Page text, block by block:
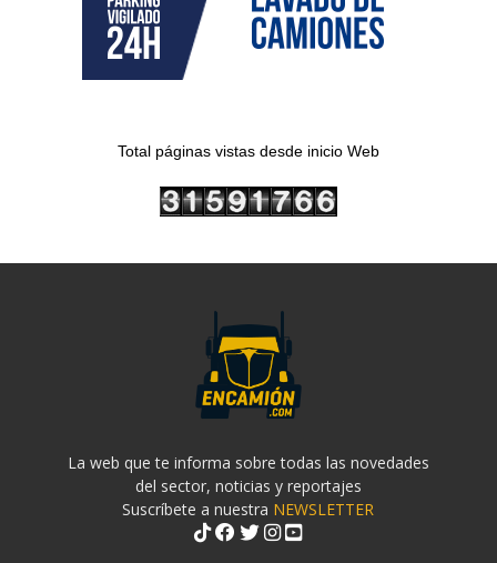
Total páginas vistas desde inicio Web
La web que te informa sobre todas las novedades
del sector, noticias y reportajes
Suscríbete a nuestra NEWSLETTER